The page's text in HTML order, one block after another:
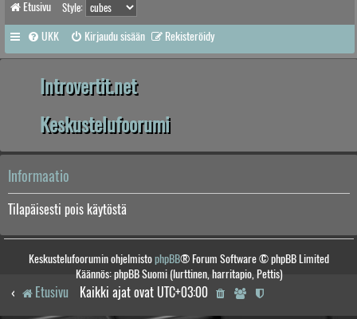
Etusivu Style:
UKK Kirjaudu sisään Rekisteröidy
Introvertit.net
Keskustelufoorumi
Informaatio
Tilapäisesti pois käytöstä
Keskustelufoorumin ohjelmistophpBB® Forum Software © phpBB Limited
Käännös: phpBB Suomi (lurttinen, harritapio, Pettis)
Etusivu Kaikki ajat ovat UTC+03:00